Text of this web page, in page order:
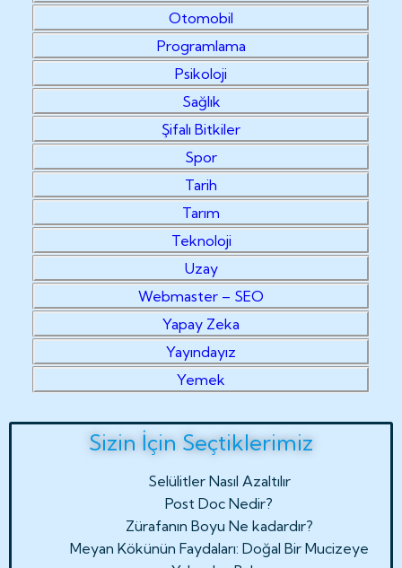
Otomobil
Programlama
Psikoloji
Sağlık
Şifalı Bitkiler
Spor
Tarih
Tarım
Teknoloji
Uzay
Webmaster – SEO
Yapay Zeka
Yayındayız
Yemek
Sizin İçin Seçtiklerimiz
Selülitler Nasıl Azaltılır
Post Doc Nedir?
Zürafanın Boyu Ne kadardır?
Meyan Kökünün Faydaları: Doğal Bir Mucizeye